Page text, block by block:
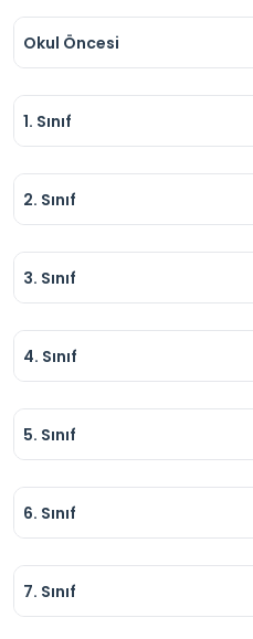
Okul Öncesi
1. Sınıf
2. Sınıf
3. Sınıf
4. Sınıf
5. Sınıf
6. Sınıf
7. Sınıf